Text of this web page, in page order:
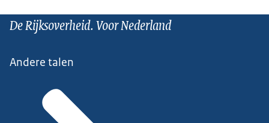
De Rijksoverheid. Voor Nederland
Andere talen